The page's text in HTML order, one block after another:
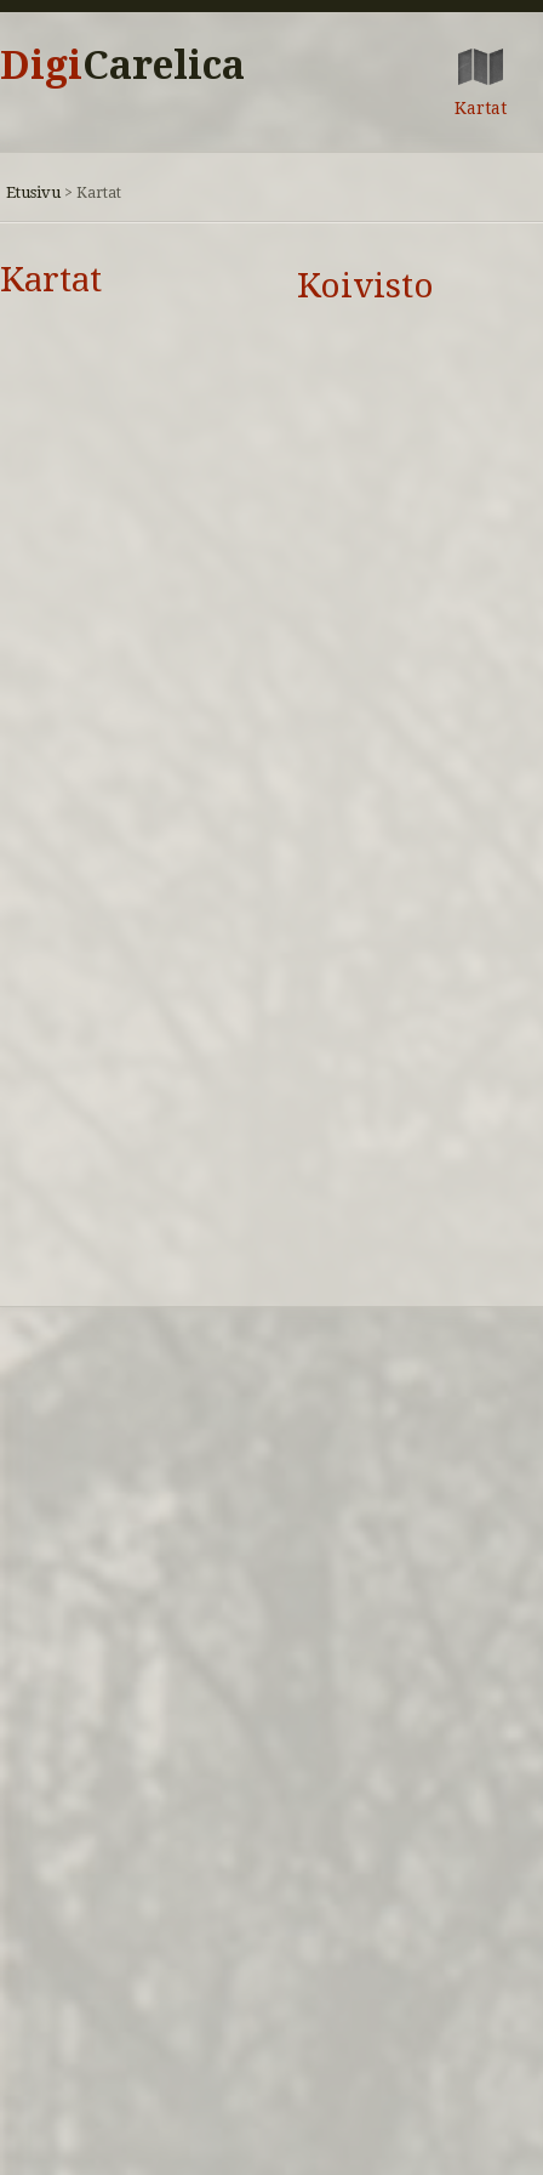
DigiCarelica
Kartat
Etusivu > Kartat
Kartat Koivisto